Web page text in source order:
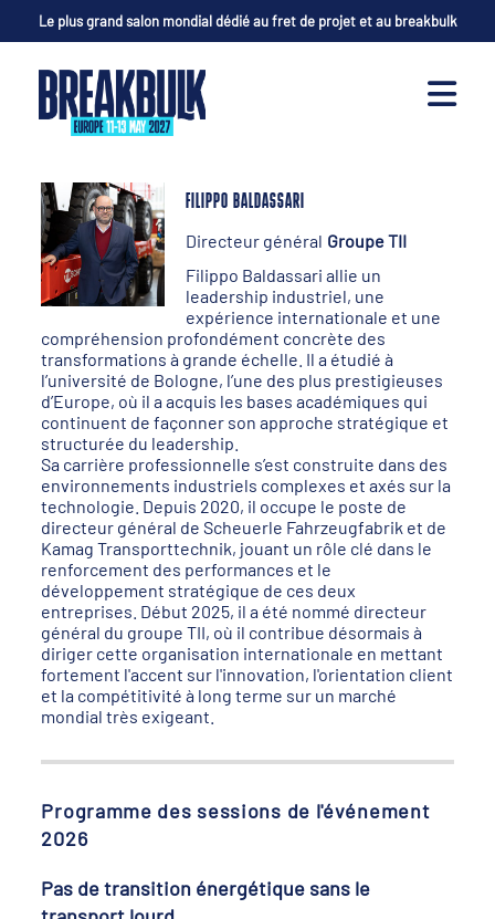
Le plus grand salon mondial dédié au fret de projet et au breakbulk
FILIPPO BALDASSARI
Directeur général Groupe TII
Filippo Baldassari allie un
leadership industriel, une
expérience internationale et une
compréhension profondément concrète des
transformations à grande échelle. Il a étudié à
l’université de Bologne, l’une des plus prestigieuses
d’Europe, où il a acquis les bases académiques qui
continuent de façonner son approche stratégique et
structurée du leadership.
Sa carrière professionnelle s’est construite dans des
environnements industriels complexes et axés sur la
technologie. Depuis 2020, il occupe le poste de
directeur général de Scheuerle Fahrzeugfabrik et de
Kamag Transporttechnik, jouant un rôle clé dans le
renforcement des performances et le
développement stratégique de ces deux
entreprises. Début 2025, il a été nommé directeur
général du groupe TII, où il contribue désormais à
diriger cette organisation internationale en mettant
fortement l'accent sur l'innovation, l'orientation client
et la compétitivité à long terme sur un marché
mondial très exigeant.
Programme des sessions de l'événement
2026
Pas de transition énergétique sans le